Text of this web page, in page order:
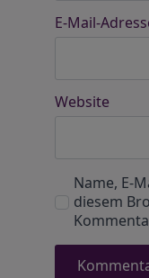
E-Mail-
Website
Name, E-
diesem